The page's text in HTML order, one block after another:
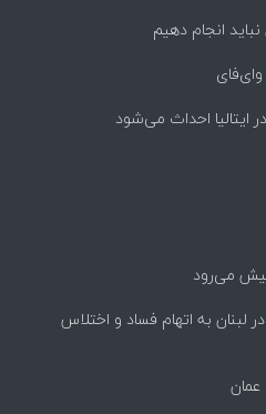
انجام دهیم
ایتالیا احداث می‌شود
می‌رود
به اتهام فساد و اختلاس